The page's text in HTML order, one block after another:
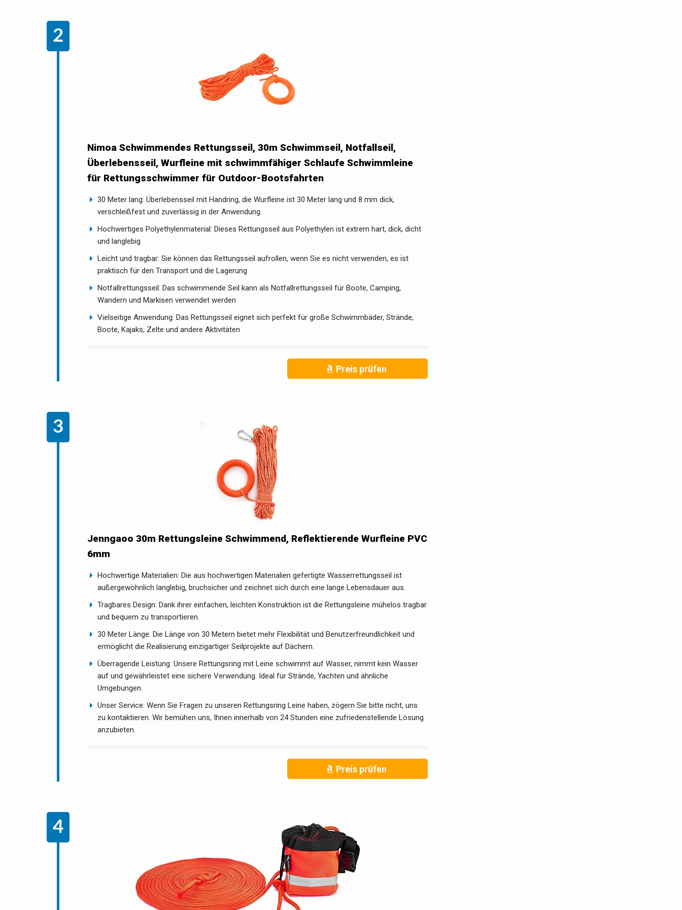
Nimoa Schwimmendes Rettungsseil, 30m Schwimmseil, Notfallseil,
Überlebensseil, Wurfleine mit schwimmfähiger Schlaufe Schwimmleine
für Rettungsschwimmer für Outdoor-Bootsfahrten
30 Meter lang: Überlebensseil mit Handring, die Wurfleine ist 30 Meter lang und 8 mm dick,
verschleißfest und zuverlässig in der Anwendung
Hochwertiges Polyethylenmaterial: Dieses Rettungsseil aus Polyethylen ist extrem hart, dick, dicht
und langlebig
Leicht und tragbar: Sie können das Rettungsseil aufrollen, wenn Sie es nicht verwenden, es ist
praktisch für den Transport und die Lagerung
Notfallrettungsseil: Das schwimmende Seil kann als Notfallrettungsseil für Boote, Camping,
Wandern und Markisen verwendet werden
Vielseitige Anwendung: Das Rettungsseil eignet sich perfekt für große Schwimmbäder, Strände,
Boote, Kajaks, Zelte und andere Aktivitäten
Preis prüfen
Jenngaoo 30m Rettungsleine Schwimmend, Reflektierende Wurfleine PVC
6mm
Hochwertige Materialien: Die aus hochwertigen Materialien gefertigte Wasserrettungsseil ist
außergewöhnlich langlebig, bruchsicher und zeichnet sich durch eine lange Lebensdauer aus.
Tragbares Design: Dank ihrer einfachen, leichten Konstruktion ist die Rettungsleine mühelos tragbar
und bequem zu transportieren.
30 Meter Länge: Die Länge von 30 Metern bietet mehr Flexibilität und Benutzerfreundlichkeit und
ermöglicht die Realisierung einzigartiger Seilprojekte auf Dächern.
Überragende Leistung: Unsere Rettungsring mit Leine schwimmt auf Wasser, nimmt kein Wasser
auf und gewährleistet eine sichere Verwendung. Ideal für Strände, Yachten und ähnliche
Umgebungen.
Unser Service: Wenn Sie Fragen zu unseren Rettungsring Leine haben, zögern Sie bitte nicht, uns
zu kontaktieren. Wir bemühen uns, Ihnen innerhalb von 24 Stunden eine zufriedenstellende Lösung
anzubieten.
Preis prüfen